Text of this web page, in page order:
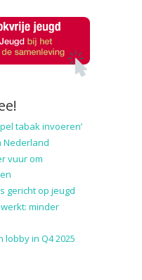
tabak invoeren’
Nederland
vuur om
gericht op jeugd
minder
lobby in Q4 2025